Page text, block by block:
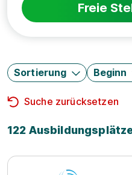
Freie
Sortierung Beginn
Suche zurücksetzen
122